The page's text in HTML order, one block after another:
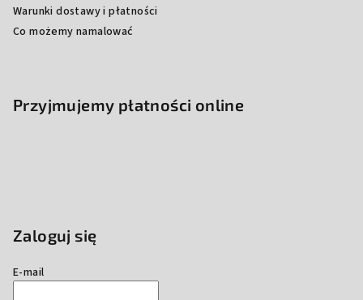
Warunki dostawy i płatności
Co możemy namalować
Przyjmujemy płatności online
Zaloguj się
E-mail